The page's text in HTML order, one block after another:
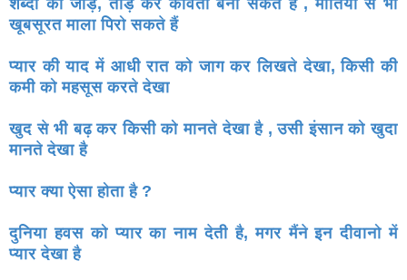
खूबसूरतमाला पिरो सकते हैं
प्यार की याद में आधी रात को जाग कर लिखते देखा, किसी की
कमी कोमहसूस करते देखा
खुद से भी बढ़ कर किसी को मानते देखा है , उसी इंसान को खुदा
मानतेदेखा है
प्यार क्या ऐसा होता है ?
दुनिया हवस को प्यार का नाम देती है, मगर मैंने इन दीवानो में
प्यारदेखा है